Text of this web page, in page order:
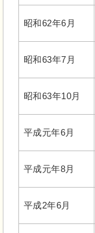
昭和62年6月
昭和63年7月
昭和63年10月
平成元年6月
平成元年8月
平成2年6月